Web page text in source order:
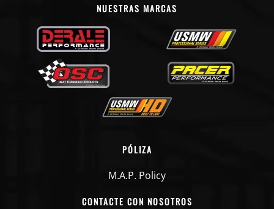
NUESTRAS MARCAS
PÓLIZA
M.A.P. Policy
CONTACTE CON NOSOTROS